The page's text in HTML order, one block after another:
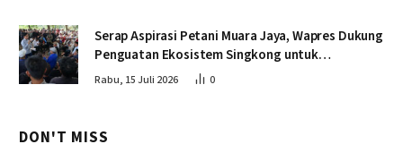
Serap Aspirasi Petani Muara Jaya, Wapres Dukung
Penguatan Ekosistem Singkong untuk
Swasembada Pangan
Rabu, 15 Juli 2026 0
DON'T MISS